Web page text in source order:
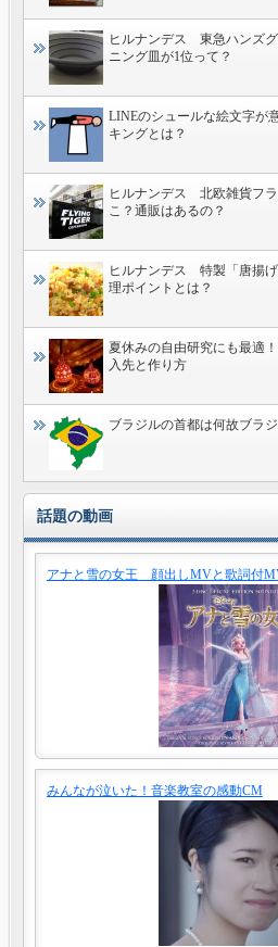
ヒルナンデス 東急ハンズ
ニング皿が1位って？
LINEのシュールな絵文字
キングとは？
ヒルナンデス 北欧雑貨フ
こ？通販はあるの？
ヒルナンデス 特製「唐揚
理ポイントとは？
夏休みの自由研究にも最適
入先と作り方
ブラジルの首都は何故ブラ
話題の動画
アナと雪の女王 顔出しMVと歌詞付
みんなが泣いた！音楽教室の感動CM